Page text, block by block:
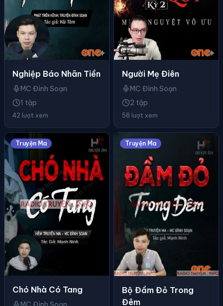
Nghiệp Báo Nhãn Tiền
MC Đình Soạn
1 tập
42 lượt xem
Người Mẹ Điên
MC Đình Soạn
2 tập
58 lượt xem
Truyện Ma
Chó Nhà Có Tang
Truyện Ma
Bộ Đầm Đỏ Trong
Đêm